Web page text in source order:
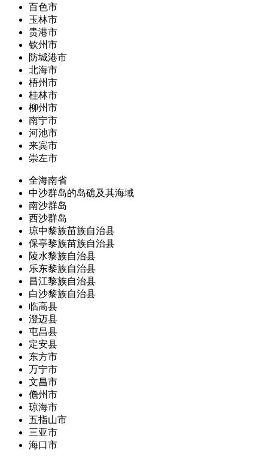
百色市
玉林市
贵港市
钦州市
防城港市
北海市
梧州市
桂林市
柳州市
南宁市
河池市
来宾市
崇左市
全海南省
中沙群岛的岛礁及其海域
南沙群岛
西沙群岛
琼中黎族苗族自治县
保亭黎族苗族自治县
陵水黎族自治县
乐东黎族自治县
昌江黎族自治县
白沙黎族自治县
临高县
澄迈县
屯昌县
定安县
东方市
万宁市
文昌市
儋州市
琼海市
五指山市
三亚市
海口市